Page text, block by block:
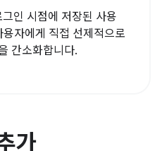
인 시점에 저장된 사용
자에게 직접 선제적으로
간소화합니다.
가